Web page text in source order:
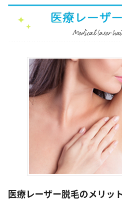
医療レーザー脱毛のメリッ